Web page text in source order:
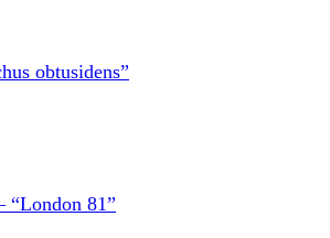
obtusidens”
“London 81”